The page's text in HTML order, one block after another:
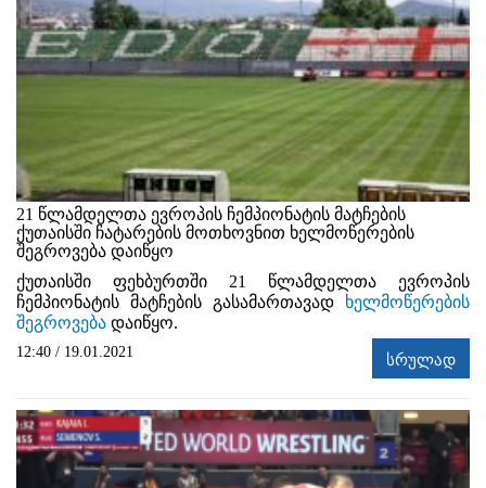
21 წლამდელთა ევროპის ჩემპიონატის მატჩების
ქუთაისში ჩატარების მოთხოვნით ხელმოწერების
შეგროვება დაიწყო
ქუთაისში ფეხბურთში 21 წლამდელთა ევროპის
ჩემპიონატის მატჩების გასამართავად ხელმოწერების
შეგროვება დაიწყო.
12:40 / 19.01.2021 სრულად